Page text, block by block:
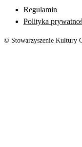
Regulamin
Polityka
© Stowarzyszenie Kultury